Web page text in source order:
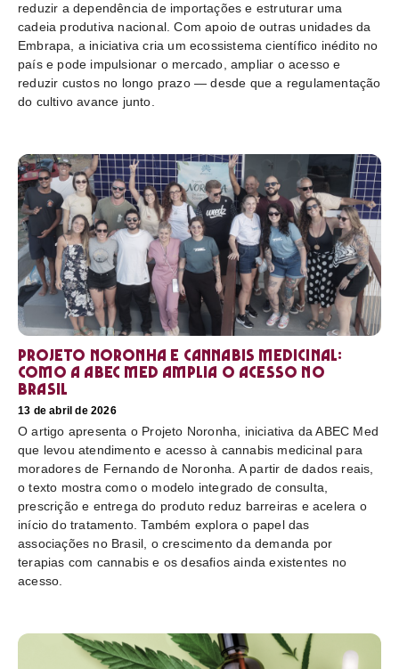
reduzir a dependência de importações e estruturar uma
cadeia produtiva nacional. Com apoio de outras unidades da
Embrapa, a iniciativa cria um ecossistema científico inédito no
país e pode impulsionar o mercado, ampliar o acesso e
reduzir custos no longo prazo — desde que a regulamentação
do cultivo avance junto.
Projeto Noronha e cannabis medicinal:
como a ABEC Med amplia o acesso no
Brasil
13 de abril de 2026
O artigo apresenta o Projeto Noronha, iniciativa da ABEC Med
que levou atendimento e acesso à cannabis medicinal para
moradores de Fernando de Noronha. A partir de dados reais,
o texto mostra como o modelo integrado de consulta,
prescrição e entrega do produto reduz barreiras e acelera o
início do tratamento. Também explora o papel das
associações no Brasil, o crescimento da demanda por
terapias com cannabis e os desafios ainda existentes no
acesso.